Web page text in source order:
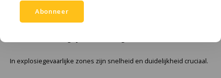
Abonneer
In explosiegevaarlijke zones zijn snelheid en duidelijkheid cruciaal.